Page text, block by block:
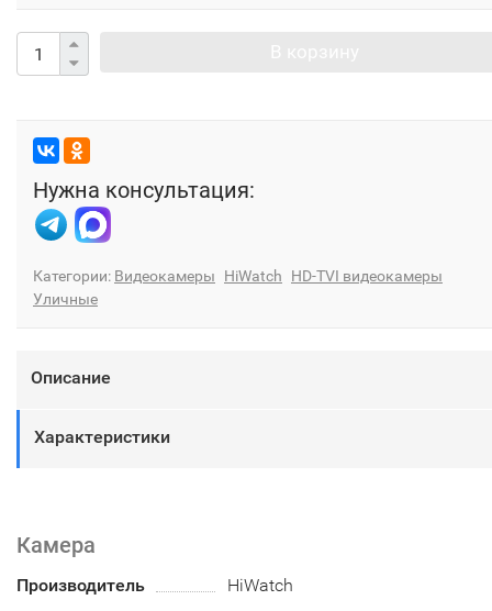
Нужна консультация:
Категории: Видеокамеры HiWatch
HD-TVI видеокамеры
Уличные
Описание
Характеристики
Камера
Производитель
HiWatch